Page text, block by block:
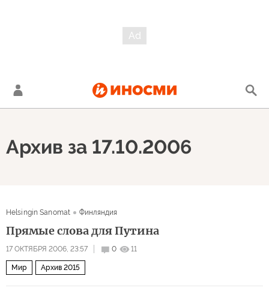
Архив за 17.10.2006
Helsingin Sanomat Финляндия
Прямые слова для Путина
17 ОКТЯБРЯ 2006, 23:57 0 11
Мир Архив 2015